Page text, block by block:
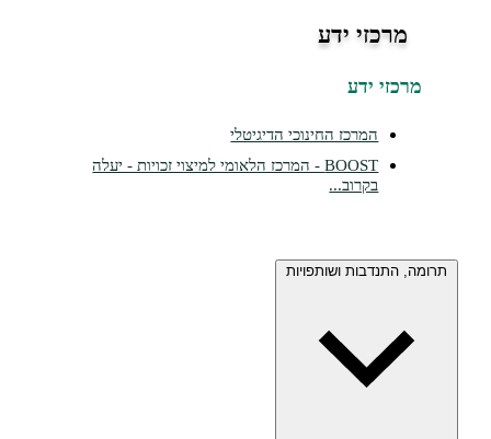
מרכזי ידע
מרכזי ידע
המרכז החינוכי הדיגיטלי
BOOST - המרכז הלאומי למיצוי זכויות - יעלה
בקרוב...
תרומה, התנדבות ושותפויות